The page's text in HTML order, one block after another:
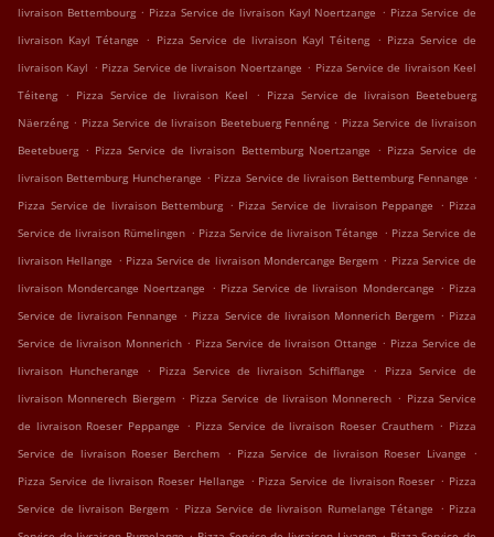
livraison Bettembourg . Pizza Service de livraison Kayl Noertzange . Pizza Service de
livraison Kayl Tétange
. Pizza Service de livraison Kayl Téiteng . Pizza Service de
livraison Kayl . Pizza Service de livraison Noertzange . Pizza Service de livraison Keel
Téiteng . Pizza Service de livraison Keel . Pizza Service de livraison Beetebuerg
Näerzéng . Pizza Service de livraison Beetebuerg Fennéng . Pizza Service de livraison
Beetebuerg . Pizza Service de livraison Bettemburg Noertzange . Pizza Service de
livraison Bettemburg Huncherange . Pizza Service de livraison Bettemburg Fennange .
Pizza Service de livraison Bettemburg . Pizza Service de livraison Peppange . Pizza
Service de livraison Rümelingen . Pizza Service de livraison Tétange . Pizza Service de
livraison Hellange . Pizza Service de livraison Mondercange Bergem . Pizza Service de
livraison Mondercange Noertzange . Pizza Service de livraison Mondercange . Pizza
Service de livraison Fennange . Pizza Service de livraison Monnerich Bergem . Pizza
Service de livraison Monnerich . Pizza Service de livraison Ottange . Pizza Service de
livraison Huncherange
. Pizza Service de livraison Schifflange .
Pizza Service de
livraison Monnerech Biergem . Pizza Service de livraison Monnerech . Pizza Service
de livraison Roeser Peppange . Pizza Service de livraison Roeser Crauthem . Pizza
Service de livraison Roeser Berchem . Pizza Service de livraison Roeser Livange .
Pizza Service de livraison Roeser Hellange . Pizza Service de livraison Roeser . Pizza
Service de livraison Bergem . Pizza Service de livraison Rumelange Tétange . Pizza
. .